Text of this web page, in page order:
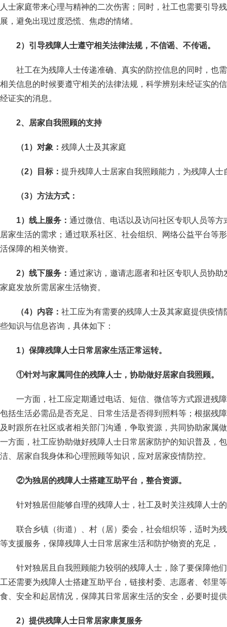
人士家庭带来心理与精神的二次伤害；同时，社工也需要引导
展，避免出现过度恐慌、焦虑的情绪。
2）引导残障人士遵守相关法律法规，不信谣、不传谣。
社工在为残障人士传递准确、真实的防控信息的同时，也
相关信息的时候要遵守相关的法律法规，科学辨别未经证实的
经证实的消息。
2、居家自我照顾的支持
（1）对象： 残障人士及其家庭
（2）目标： 提升残障人士居家自我照顾能力，为残障人士
（3）方法方式：
1）线上服务： 通过微信、电话以及访问社区专职人员等
居家生活的需求；通过联系社区、社会组织、网络公益平台等
活保障的相关物资。
2）线下服务： 通过家访，邀请志愿者和社区专职人员协
家庭发放所需居家生活物资。
（4）内容： 社工应为有需要的残障人士及其家庭提供疫
些知识与信息咨询，具体如下：
1）保障残障人士日常居家生活正常运转。
①针对与家属同住的残障人士，协助做好居家自我照顾。
一方面，社工应定期通过电话、短信、微信等方式跟进残
包括生活必需品是否充足、日常生活是否得到照料等；根据残
及时跟所在社区或者相关部门沟通，争取资源，共同协助家属
一方面，社工应协助做好残障人士日常居家防护的知识普及，
洁、居家自我身体和心理照顾等知识，应对居家疫情防控。
②为独居的残障人士搭建互助平台，整合资源。
针对独居但能够自理的残障人士，社工及时关注残障人士
联合乡镇（街道）、村（居）委会，社会组织等，适时为
等支援服务，保障残障人士日常居家生活和防护物资的充足，
针对独居且自我照顾能力较弱的残障人士，除了要保障他
工还需要为残障人士搭建互助平台，链接村委、志愿者、邻里
食、安全和起居情况，保障其日常居家生活的安全，必要时提
2）提供残障人士日常居家康复服务